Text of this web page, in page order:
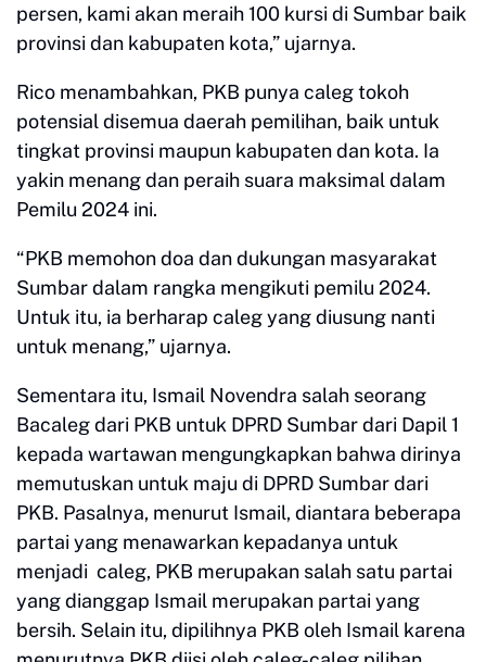
persen, kami akan meraih 100 kursi di Sumbar baik
provinsi dan kabupaten kota,” ujarnya.
Rico menambahkan, PKB punya caleg tokoh
potensial disemua daerah pemilihan, baik untuk
tingkat provinsi maupun kabupaten dan kota. Ia
yakin menang dan peraih suara maksimal dalam
Pemilu 2024 ini.
“PKB memohon doa dan dukungan masyarakat
Sumbar dalam rangka mengikuti pemilu 2024.
Untuk itu, ia berharap caleg yang diusung nanti
untuk menang,” ujarnya.
Sementara itu, Ismail Novendra salah seorang
Bacaleg dari PKB untuk DPRD Sumbar dari Dapil 1
kepada wartawan mengungkapkan bahwa dirinya
memutuskan untuk maju di DPRD Sumbar dari
PKB. Pasalnya, menurut Ismail, diantara beberapa
partai yang menawarkan kepadanya untuk
menjadi caleg, PKB merupakan salah satu partai
yang dianggap Ismail merupakan partai yang
bersih. Selain itu, dipilihnya PKB oleh Ismail karena